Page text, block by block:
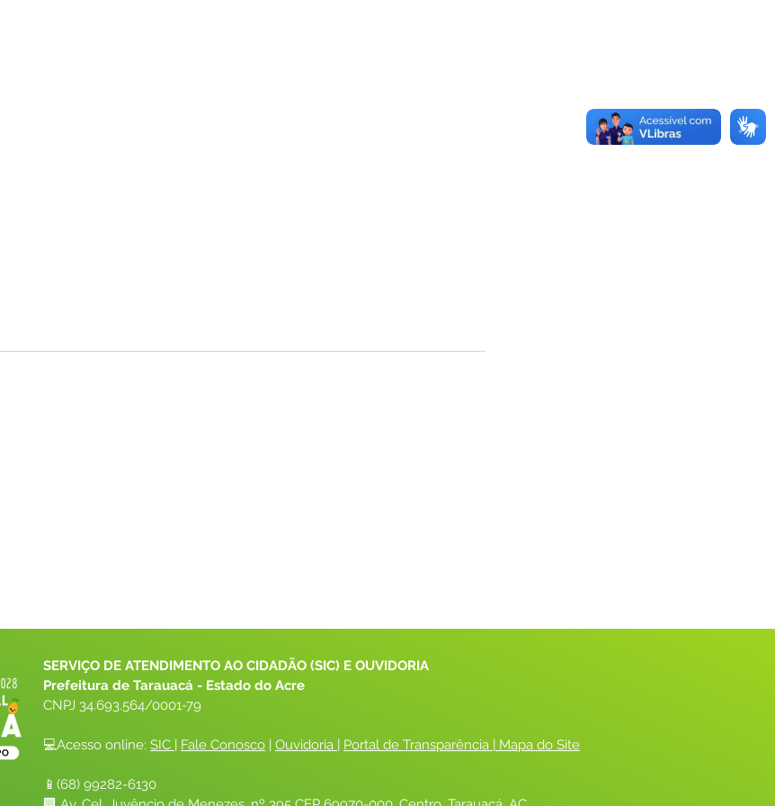
SERVIÇO DE ATENDIMENTO AO CIDADÃO (SIC) E OUVIDORIA
Prefeitura de Tarauacá - Estado do Acre
CNPJ 34.693.564/0001-79
💻Acesso online: SIC Fale Conosco Ouvidoria Portal de Transparência Mapa do Site
📱(68) 99282-6130